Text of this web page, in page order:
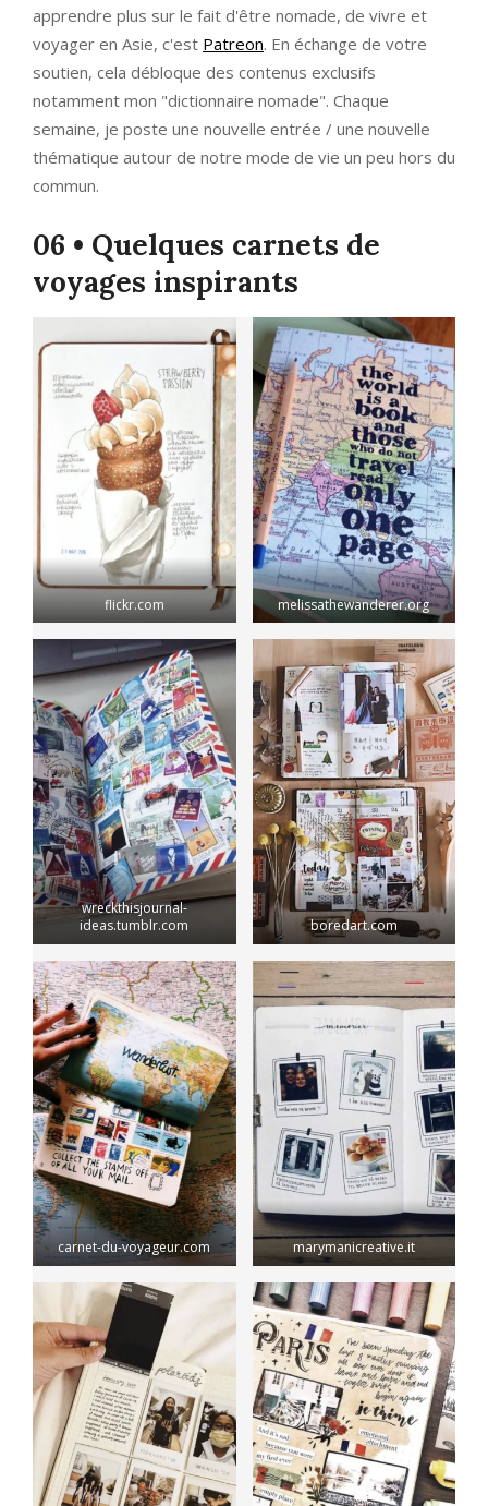
apprendre plus sur le fait d'être nomade, de vivre et
voyager en Asie, c'est Patreon. En échange de votre
soutien, cela débloque des contenus exclusifs
notamment mon "dictionnaire nomade". Chaque
semaine, je poste une nouvelle entrée / une nouvelle
thématique autour de notre mode de vie un peu hors du
commun.
06 • Quelques carnets de
voyages inspirants
flickr.com melissathewanderer.org
wreckthisjournal-
ideas.tumblr.com
boredart.com
carnet-du-voyageur.com marymanicreative.it